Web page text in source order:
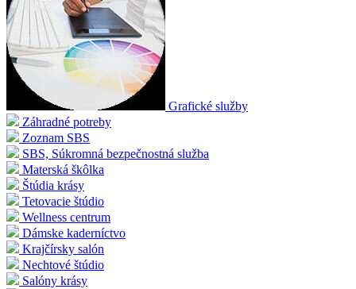
Grafické služby
Záhradné potreby
Zoznam SBS
SBS, Súkromná bezpečnostná služba
Materská škôlka
Štúdia krásy
Tetovacie štúdio
Wellness centrum
Dámske kaderníctvo
Krajčírsky salón
Nechtové štúdio
Salóny krásy